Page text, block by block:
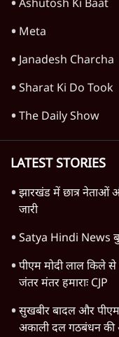
Ashutosh Ki Baat
Meta
Janadesh Charcha
Sharat Ki Do Took
The Daily Show
LATEST STORIES
झारखंड में छात्र नेताओं
जारी
Satya Hindi News
पीएम मोदी लाल किले
जंतर मंतर हमाराः CJP
सुखबीर बादल और
अकाली दल गठबंधन